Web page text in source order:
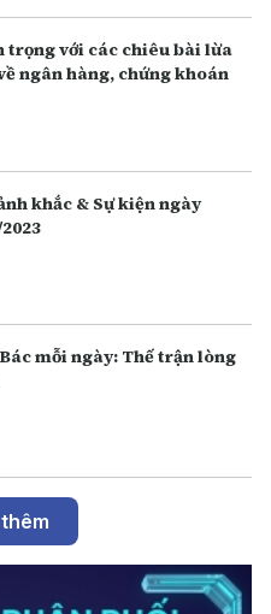
trọng với các chiêu bài lừa
ngân hàng, chứng khoán
khắc & Sự kiện ngày
mỗi ngày: Thế trận lòng